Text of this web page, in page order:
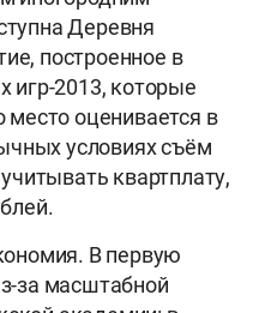
Деревня
построенное в
игр-2013, которые
оценивается в
условиях съём
квартплату,
В первую
за масштабной